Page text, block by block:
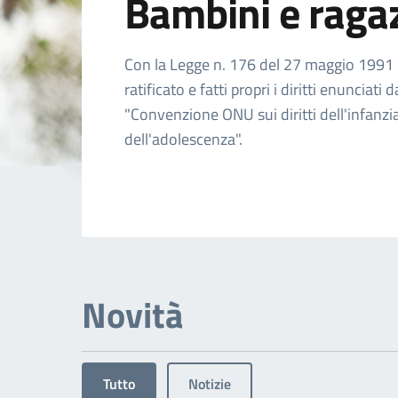
Dettagli
Con la Legge n. 176 del 27 maggio
ratificato e fatti propri i diritti enunciati
"Convenzione ONU sui diritti
dell'adolescenza".
Novità
Tutto Notizie